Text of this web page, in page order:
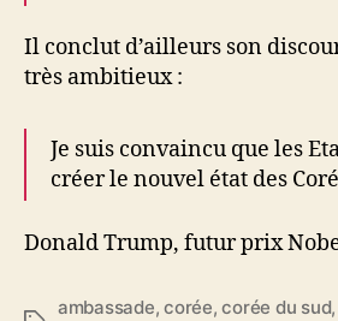
Il conclut d’ailleurs son
très ambitieux :
Je suis convaincu que les
créer le nouvel état des
Donald Trump, futur prix
ambassade,corée,corée du sud,